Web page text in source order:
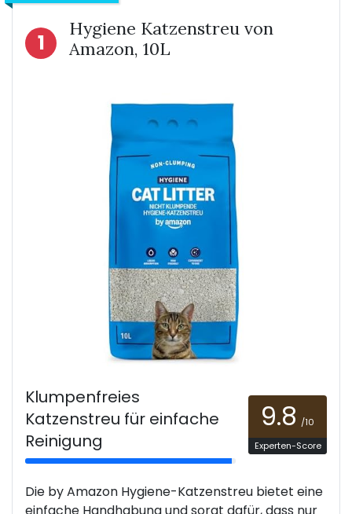
1
Hygiene Katzenstreu von
Amazon, 10L
Klumpenfreies
Katzenstreu für einfache
Reinigung
9.8 /10
Experten-Score
Die by Amazon Hygiene-Katzenstreu bietet eine